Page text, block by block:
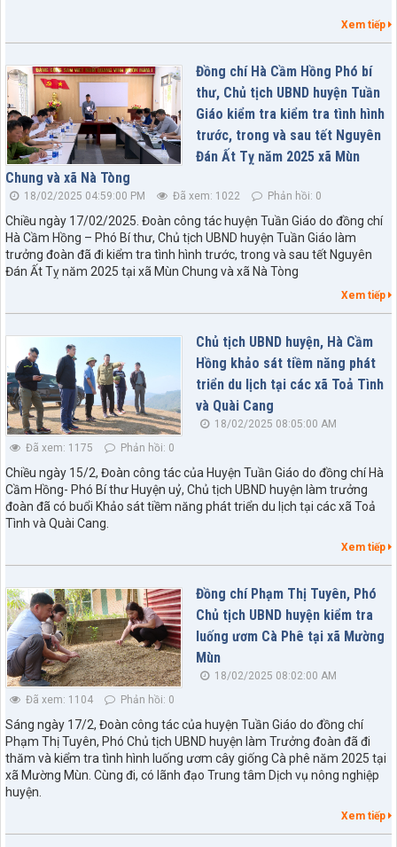
Xem tiếp
Đồng chí Hà Cầm Hồng Phó bí
thư, Chủ tịch UBND huyện Tuần
Giáo kiểm tra kiểm tra tình hình
trước, trong và sau tết Nguyên
Đán Ất Tỵ năm 2025 xã Mùn
Chung và xã Nà Tòng
18/02/2025 04:59:00 PM Đã xem: 1022 Phản hồi: 0
Chiều ngày 17/02/2025. Đoàn công tác huyện Tuần Giáo do đồng chí
Hà Cầm Hồng – Phó Bí thư, Chủ tịch UBND huyện Tuần Giáo làm
trưởng đoàn đã đi kiểm tra tình hình trước, trong và sau tết Nguyên
Đán Ất Tỵ năm 2025 tại xã Mùn Chung và xã Nà Tòng
Xem tiếp
Chủ tịch UBND huyện, Hà Cầm
Hồng khảo sát tiềm năng phát
triển du lịch tại các xã Toả Tình
và Quài Cang
18/02/2025 08:05:00 AM
Đã xem: 1175
Phản hồi: 0
Chiều ngày 15/2, Đoàn công tác của Huyện Tuần Giáo do đồng chí Hà
Cầm Hồng- Phó Bí thư Huyện uỷ, Chủ tịch UBND huyện làm trưởng
đoàn đã có buổi Khảo sát tiềm năng phát triển du lịch tại các xã Toả
Tình và Quài Cang.
Xem tiếp
Đồng chí Phạm Thị Tuyên, Phó
Chủ tịch UBND huyện kiểm tra
luống ươm Cà Phê tại xã Mường
Mùn
18/02/2025 08:02:00 AM
Đã xem: 1104
Phản hồi: 0
Sáng ngày 17/2, Đoàn công tác của huyện Tuần Giáo do đồng chí
Phạm Thị Tuyên, Phó Chủ tịch UBND huyện làm Trưởng đoàn đã đi
thăm và kiểm tra tình hình luống ươm cây giống Cà phê năm 2025 tại
xã Mường Mùn. Cùng đi, có lãnh đạo Trung tâm Dịch vụ nông nghiệp
huyện.
Xem tiếp